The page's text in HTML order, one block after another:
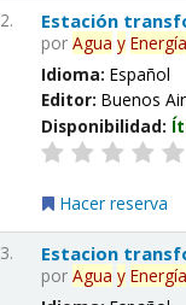
2. Estación
porAgua y Energía
Idioma:Español
Editor:Buenos
Disponibilidad:
Hacer reserva
3. Estacion
porAgua y Energía